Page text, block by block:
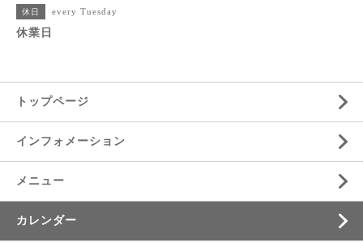
休日 every Tuesday
休業日
トップページ
インフォメーション
メニュー
カレンダー